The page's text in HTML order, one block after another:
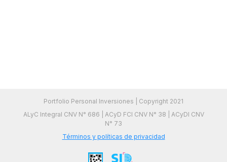
Portfolio Personal Inversiones | Copyright 2021
ALyC Integral CNV N° 686 | ACyD FCI CNV N° 38 | ACyDI CNV
N° 73
Términos y políticas de privacidad